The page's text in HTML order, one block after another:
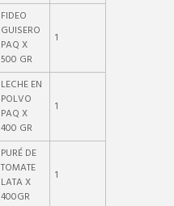
FIDEO
GUISERO
PAQ X
500 GR
1
LECHE EN
POLVO
PAQ X
400 GR
1
PURÉ DE
TOMATE
LATA X
400GR
1